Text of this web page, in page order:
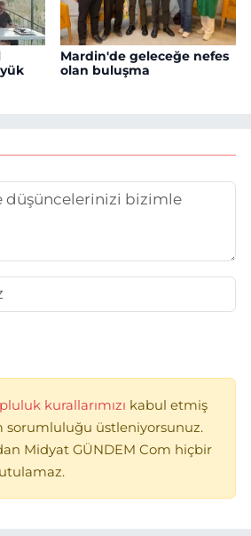
Mardin'de geleceğe nefes
olan buluşma
kurallarımızı kabul etmiş
sorumluluğu üstleniyorsunuz.
Midyat GÜNDEM Com hiçbir